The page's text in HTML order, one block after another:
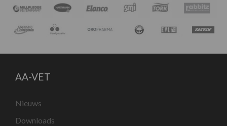
AA-VET
Nieuws
Downloads